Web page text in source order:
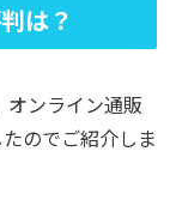
は？
オンライン通販
のでご紹介しま